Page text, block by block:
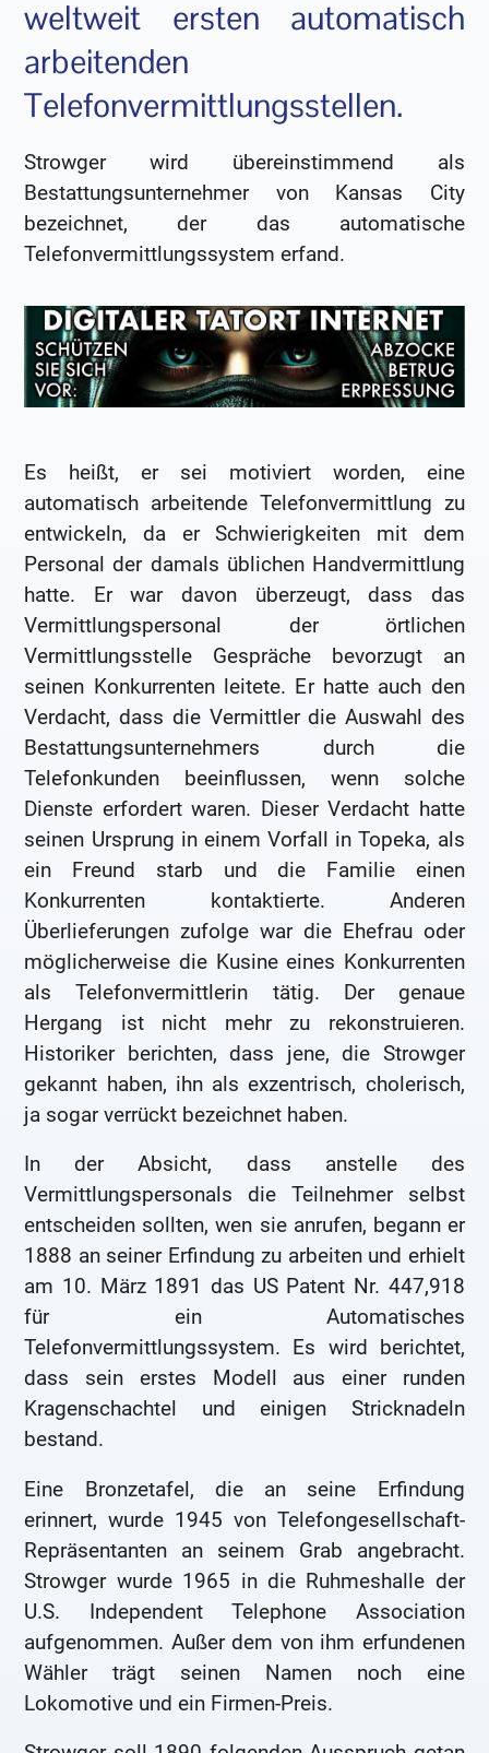
weltweit ersten automatisch
arbeitenden
Telefonvermittlungsstellen.
Strowger wird übereinstimmend als
Bestattungsunternehmer von Kansas City
bezeichnet, der das automatische
Telefonvermittlungssystem erfand.
Es heißt, er sei motiviert worden, eine
automatisch arbeitende Telefonvermittlung zu
entwickeln, da er Schwierigkeiten mit dem
Personal der damals üblichen Handvermittlung
hatte. Er war davon überzeugt, dass das
Vermittlungspersonal der örtlichen
Vermittlungsstelle Gespräche bevorzugt an
seinen Konkurrenten leitete. Er hatte auch den
Verdacht, dass die Vermittler die Auswahl des
Bestattungsunternehmers durch die
Telefonkunden beeinflussen, wenn solche
Dienste erfordert waren. Dieser Verdacht hatte
seinen Ursprung in einem Vorfall in Topeka, als
ein Freund starb und die Familie einen
Konkurrenten kontaktierte. Anderen
Überlieferungen zufolge war die Ehefrau oder
möglicherweise die Kusine eines Konkurrenten
als Telefonvermittlerin tätig. Der genaue
Hergang ist nicht mehr zu rekonstruieren.
Historiker berichten, dass jene, die Strowger
gekannt haben, ihn als exzentrisch, cholerisch,
ja sogar verrückt bezeichnet haben.
In der Absicht, dass anstelle des
Vermittlungspersonals die Teilnehmer selbst
entscheiden sollten, wen sie anrufen, begann er
1888 an seiner Erfindung zu arbeiten und erhielt
am 10. März 1891 das US Patent Nr. 447,918
für ein Automatisches
Telefonvermittlungssystem. Es wird berichtet,
dass sein erstes Modell aus einer runden
Kragenschachtel und einigen Stricknadeln
bestand.
Eine Bronzetafel, die an seine Erfindung
erinnert, wurde 1945 von Telefongesellschaft-
Repräsentanten an seinem Grab angebracht.
Strowger wurde 1965 in die Ruhmeshalle der
U.S. Independent Telephone Association
aufgenommen. Außer dem von ihm erfundenen
Wähler trägt seinen Namen noch eine
Lokomotive und ein Firmen-Preis.